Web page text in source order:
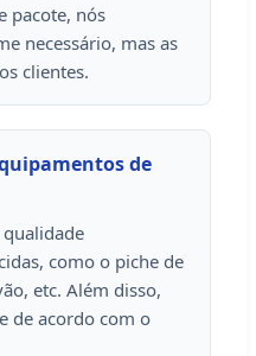
pacote, nós
necessário, mas as
clientes.
de
como o piche de
etc. Além disso,
de acordo com o